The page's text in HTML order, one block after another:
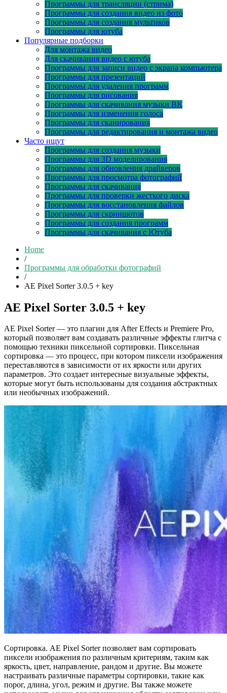
Программы для трансляции (стрима)
Программы для создания видео из фото
Программы для создания мультиков
Программы для ютуба
Популярные подборки
Для монтажа видео
Для скачивания видео с ютуба
Программы для записи видео с экрана компьютера
Программы для презентаций
Программы для удаления программ
Программы для рисования
Программы для скачивания музыки ВК
Программы для изменения голоса
Программы для сканирования
Программы для редактирования и монтажа видео
Часто ищут
Программы для создания музыки
Программы для 3D моделирования
Программы для обновления драйверов
Программы для просмотра фотографий
Программы для скачивания
Программы для проверки жесткого диска
Программы для восстановления файлов
Программы для скриншотов
Программы для создания программ
Программы для скачивания с Ютуба
Home
/
Программы для обработки фотографий
/
AE Pixel Sorter 3.0.5 + key
AE Pixel Sorter 3.0.5 + key
AE Pixel Sorter — это плагин для After Effects и Premiere Pro,
который позволяет вам создавать различные эффекты глитча с
помощью техники пиксельной сортировки. Пиксельная
сортировка — это процесс, при котором пиксели изображения
переставляются в зависимости от их яркости или других
параметров. Это создает интересные визуальные эффекты,
которые могут быть использованы для создания абстрактных
или необычных изображений.
Сортировка. AE Pixel Sorter позволяет вам сортировать
пиксели изображения по различным критериям, таким как
яркость, цвет, направление, рандом и другие. Вы можете
настраивать различные параметры сортировки, такие как
порог, длина, угол, режим и другие. Вы также можете